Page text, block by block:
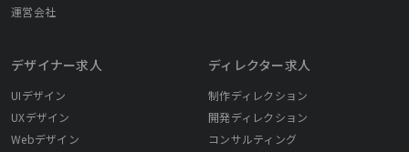
運営会社
デザイナー求人
UIデザイン
UXデザイン
Webデザイン
ディレクター求人
制作ディレクション
開発ディレクション
コンサルティング